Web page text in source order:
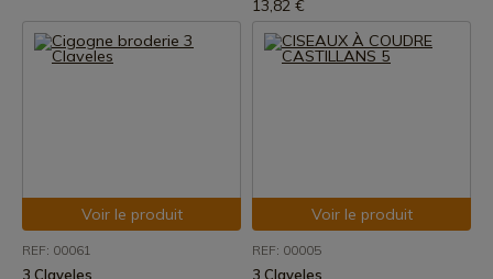
13,82 €
Voir le produit
REF: 00061
3 Claveles
Voir le produit
REF: 00005
3 Claveles